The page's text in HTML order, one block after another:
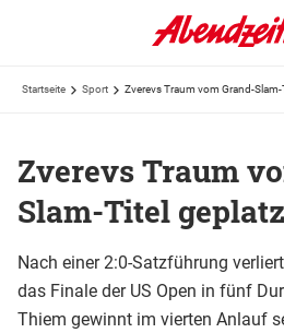
Startseite Sport Zverevs Traum vom Grand-
Zverevs Traum
Slam-Titel
Nach einer 2:0-Satzführung
das Finale der US Open in fünf
Thiem gewinnt im vierten Anlauf